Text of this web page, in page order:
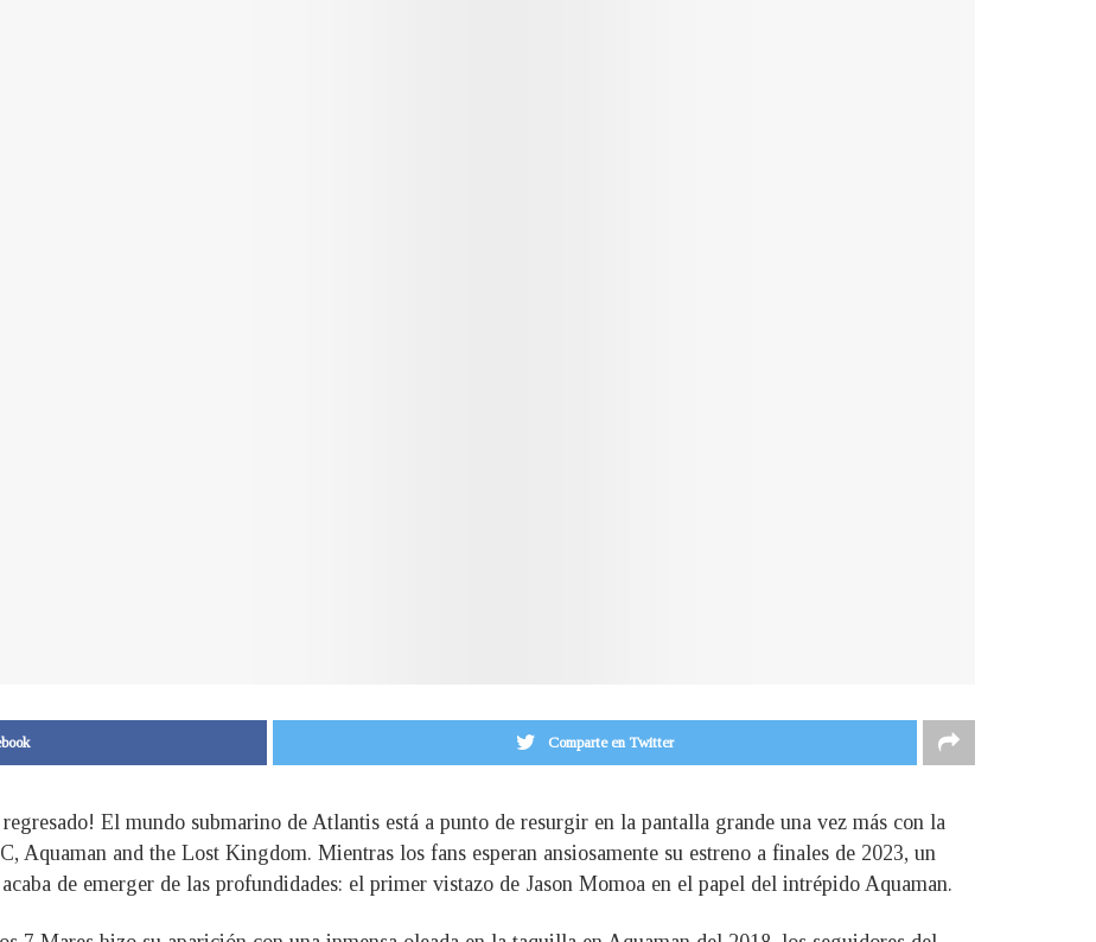
Comparte en Twitter
El mundo submarino de Atlantis está a punto de resurgir en la pantalla grande una vez más con la
Aquaman and the Lost Kingdom. Mientras los fans esperan ansiosamente su estreno a finales de 2023, un
de emerger de las profundidades: el primer vistazo de Jason Momoa en el papel del intrépido Aquaman.